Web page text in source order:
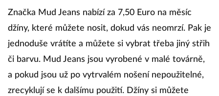
Značka Mud Jeans nabízí za 7,50 Euro na měsíc
džíny, které můžete nosit, dokud vás neomrzí. Pak je
jednoduše vrátíte a můžete si vybrat třeba jiný střih
či barvu. Mud Jeans jsou vyrobené v malé továrně,
a pokud jsou už po vytrvalém nošení nepoužitelné,
zrecyklují se k dalšímu použití. Džíny si můžete